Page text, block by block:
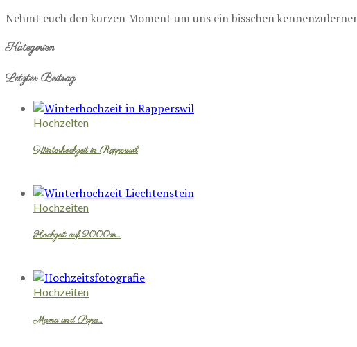
Nehmt euch den kurzen Moment um uns ein bisschen
Kategorien
Letzter Beitrag
Hochzeiten
Winterhochzeit in Rapperswil
Hochzeiten
Hochzeit auf 2000m…
Hochzeiten
Mama und Papa…